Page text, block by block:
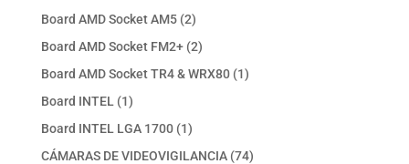
productos
Board AMD Socket AM5 22
productos
Board AMD Socket FM2+ 22
productos
Board AMD Socket TR4 & WRX80 11
Board INTEL 11
producto
Board INTEL LGA 1700 11
producto
CÁMARAS DE VIDEOVIGILANCIA 7474